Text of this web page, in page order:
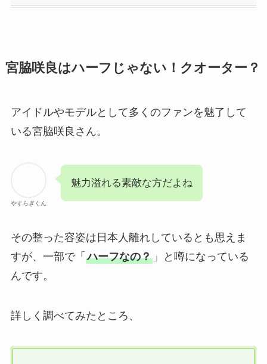
宮脇咲良はハーフじゃない！クオーター？
アイドルやモデルとして多くのファンを魅了して
いる宮脇咲良さん。
やすらぎくん
魅力溢れる素敵な方だよね
その整った容姿は日本人離れしているとも思えま
すが、一部で「 ハーフなの？」と噂になっている
んです。
詳しく調べてみたところ、